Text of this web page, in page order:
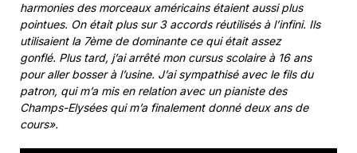
harmonies des morceaux américains étaient aussi plus
pointues. On était plus sur 3 accords réutilisés à l’infini. Ils
utilisaient la 7ème de dominante ce qui était assez
gonflé. Plus tard, j’ai arrêté mon cursus scolaire à 16 ans
pour aller bosser à l’usine. J’ai sympathisé avec le fils du
patron, qui m’a mis en relation avec un pianiste des
Champs-Elysées qui m’a finalement donné deux ans de
cours».